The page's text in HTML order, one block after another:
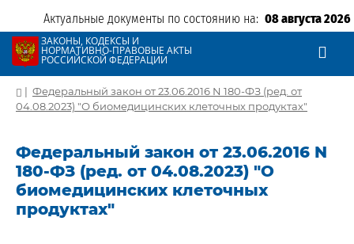
Актуальные документы по состоянию на: 08 августа 2026
ЗАКОНЫ, КОДЕКСЫ И
НОРМАТИВНО-ПРАВОВЫЕ АКТЫ
РОССИЙСКОЙ ФЕДЕРАЦИИ
| Федеральный закон от 23.06.2016 N 180-ФЗ (ред. от
04.08.2023) "О биомедицинских клеточных продуктах"
Федеральный закон от 23.06.2016 N
180-ФЗ (ред. от 04.08.2023) "О
биомедицинских клеточных
продуктах"